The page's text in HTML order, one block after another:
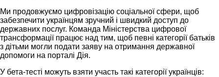
Ми продовжуємо цифровізацію соціальної сфери, щоб
забезпечити українцям зручний і швидкий доступ до
державних послуг. Команда Міністерства цифрової
трансформації працює над тим, щоб певні категорії батьків
з дітьми могли подати заяву на отримання державної
допомоги на порталі Дія.
У бета-тесті можуть взяти участь такі категорії українців: